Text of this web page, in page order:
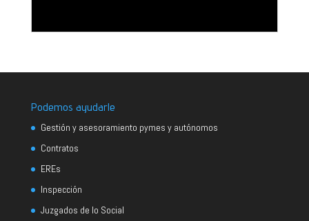
Podemos ayudarle
Gestión y asesoramiento pymes y autónomos
Contratos
EREs
Inspección
Juzgados de lo Social